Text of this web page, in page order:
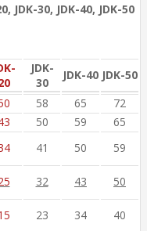
JDK-30, JDK-40, JDK-50
JDK-
30
JDK-40 JDK-50
58 65
72
50 59
65
41 50
59
32 43
50
23 34
40